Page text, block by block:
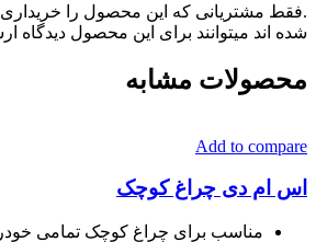
.فقط مشتریانی که این محصول را خریداری
شده اند میتوانند برای این محصول دیدگاه
محصولات مشابه
Add to compare
اس ام دی چراغ کوچک
مناسب برای چراغ کوچک تمامی